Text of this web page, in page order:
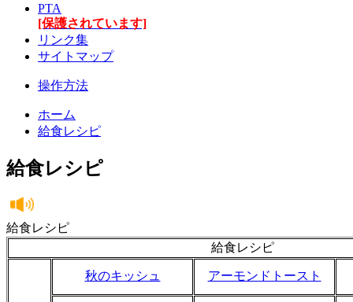
PTA
[保護されています]
リンク集
サイトマップ
操作方法
ホーム
給食レシピ
給食レシピ
給食レシピ
給食レシピ
秋のキッシュ アーモンドトースト